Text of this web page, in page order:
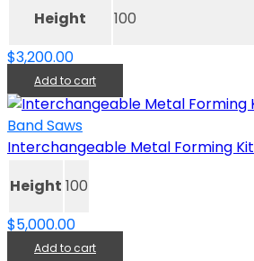
Height
100
$3,200.00
Add to cart
Band Saws
Interchangeable Metal Forming Kit
Height 100
$5,000.00
Add to cart